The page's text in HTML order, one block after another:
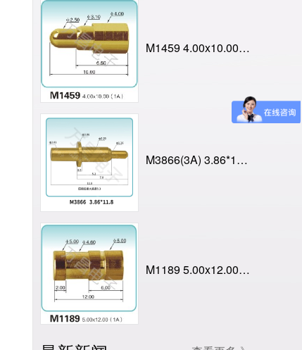
M1459 4.00x10.00(1A)
M3866(3A) 3.86*11.8
M1189 5.00x12.00(1A)弹簧顶针 充电弹簧针 磁吸式弹簧针